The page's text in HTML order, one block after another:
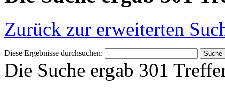
Zurück zur erweiterten
Diese Ergebnisse durchsuchen:
Die Suche ergab 301